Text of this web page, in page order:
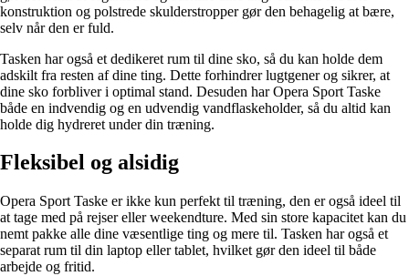
konstruktion og polstrede skulderstropper gør den behagelig at bære,
selv når den er fuld.
Tasken har også et dedikeret rum til dine sko, så du kan holde dem
adskilt fra resten af dine ting. Dette forhindrer lugtgener og sikrer, at
dine sko forbliver i optimal stand. Desuden har Opera Sport Taske
både en indvendig og en udvendig vandflaskeholder, så du altid kan
holde dig hydreret under din træning.
Fleksibel og alsidig
Opera Sport Taske er ikke kun perfekt til træning, den er også ideel til
at tage med på rejser eller weekendture. Med sin store kapacitet kan du
nemt pakke alle dine væsentlige ting og mere til. Tasken har også et
separat rum til din laptop eller tablet, hvilket gør den ideel til både
arbejde og fritid.